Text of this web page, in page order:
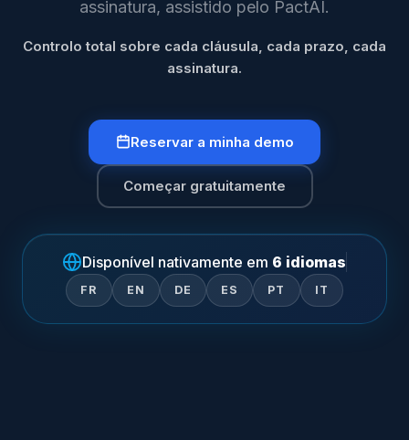
assinatura, assistido pelo PactAI.
Controlo total sobre cada cláusula, cada prazo, cada
assinatura.
Reservar a minha demo
Começar gratuitamente
Disponível nativamente em 6 idiomas
FR EN DE ES PT IT